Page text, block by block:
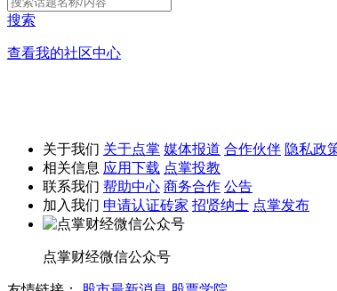
搜索
查看我的社区中心
关于我们 关于点掌 媒体报道 合作伙伴 隐私政
相关信息 应用下载 点掌投教
联系我们 帮助中心 商务合作 公告
加入我们 申请认证砖家 招贤纳士 点掌发布
点掌财经微信公众号